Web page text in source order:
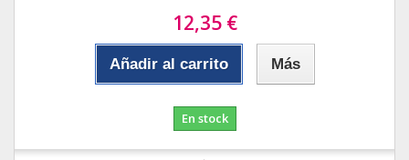
12,35 €
Añadir al carrito Más
En stock